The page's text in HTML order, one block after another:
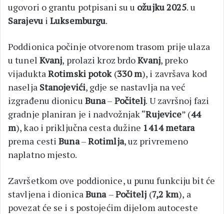
ugovori o grantu potpisani su u ožujku 2025. u
SarajevuiLuksemburgu.
Poddionica počinje otvorenom trasom prije ulaza
u tunel Kvanj, prolazi kroz brdoKvanj, preko
vijadukta Rotimski potok (330 m), i završava kod
naselja Stanojevići, gdje se nastavlja na već
izgrađenu dionicu Buna– Počitelj. U završnoj fazi
gradnje planiran je i nadvožnjak “Rujevice” (44
m), kao i priključna cesta dužine 1414 metara
prema cestiBuna–Rotimlja, uz privremeno
naplatno mjesto.
Završetkom ove poddionice, u punu funkciju bit će
stavljena i dionica Buna –Počitelj (7,2 km), a
povezat će se i s postojećim dijelom autoceste